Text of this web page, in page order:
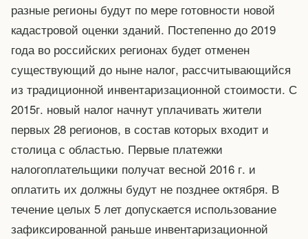
разные регионы будут по мере готовности новой
кадастровой оценки зданий. Постепенно до 2019
года во российских регионах будет отменен
существующий до ныне налог, рассчитывающийся
из традиционной инвентаризационной стоимости. С
2015г. новый налог начнут уплачивать жители
первых 28 регионов, в состав которых входит и
столица с областью. Первые платежки
налогоплательщики получат весной 2016 г. и
оплатить их должны будут не позднее октября. В
течение целых 5 лет допускается использование
зафиксированной раньше инвентаризационной